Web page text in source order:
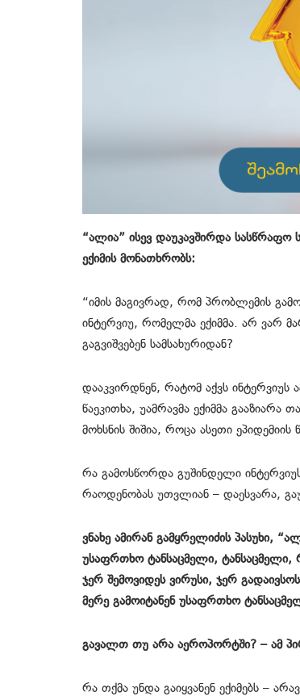
“ალია” ისევ დაუკავშირდა სასწრაფო
ექიმის მონათხრობს:
“იმის მაგივრად, რომ პრობლემის
ინტერვიუ, რომელმა ექიმმა. არ ვარ
გაგვიშვებენ სამსახურიდან?
დააკვირდნენ, რატომ აქვს ინტერვიუს
წაეკითხა, უამრავმა ექიმმა
მოხსნის შიშია, როცა ასეთი ეპიდემიის
რა გამოსწორდა გუშინდელი
რაოდენობას უთვლიან – დაესვარა,
ვნახე ამირან გამყრელიძის პასუხი,
უსაფრთხო ტანსაცმელი,
ჯერ შემოვიდეს ვირუსი, ჯერ
მერე გამოიტანენ უსაფრთხო
გავალთ თუ არა აეროპორტში? – ამ
რა თქმა უნდა გაიყვანენ ექიმებს –